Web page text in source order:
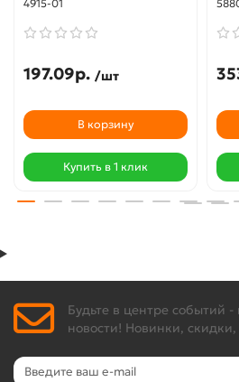
4915-01
197.09р. /шт
В корзину
Купить в 1 клик
Будьте в центре событий
новости! Новинки,